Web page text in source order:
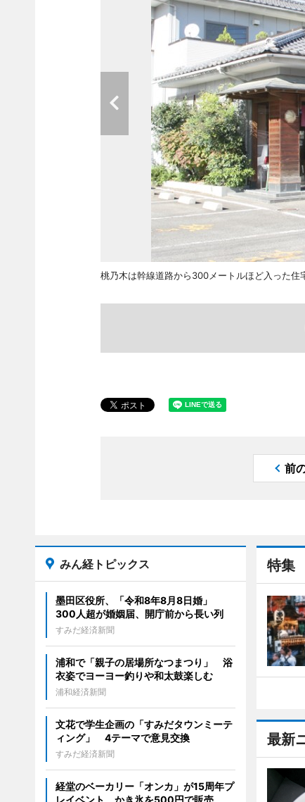
桃乃木は幹線道路から300メートルほど入った
前
特集
最新
みん経トピックス
墨田区役所、「令和8年8月8日婚」
300人超が婚姻届、開庁前から長い列
すみだ経済新聞
浦和で「親子の居場所なつまつり」 浴
衣姿でヨーヨー釣りや和太鼓楽しむ
浦和経済新聞
文花で学生企画の「すみだタウンミーテ
ィング」 4テーマで意見交換
すみだ経済新聞
経堂のベーカリー「オンカ」が15周年プ
レイベント かき氷を500円で販売